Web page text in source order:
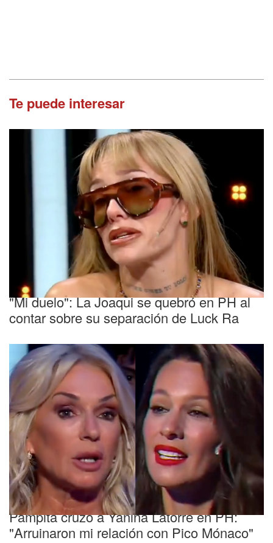
Te puede interesar
Conmovida
"Mi duelo": La Joaqui se quebró en PH al
contar sobre su separación de Luck Ra
Picante
Pampita cruzó a Yanina Latorre en PH:
"Arruinaron mi relación con Pico Mónaco"